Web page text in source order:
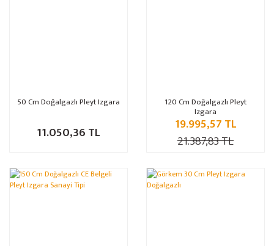
50 Cm Doğalgazlı Pleyt Izgara
11.050,36 TL
120 Cm Doğalgazlı Pleyt
Izgara
19.995,57 TL
21.387,83 TL